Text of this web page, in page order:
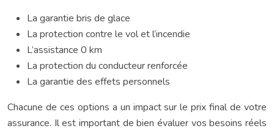
La garantie bris de glace
La protection contre le vol et l’incendie
L’assistance 0 km
La protection du conducteur renforcée
La garantie des effets personnels
Chacune de ces options a un impact sur le prix final de votre
assurance. Il est important de bien évaluer vos besoins réels